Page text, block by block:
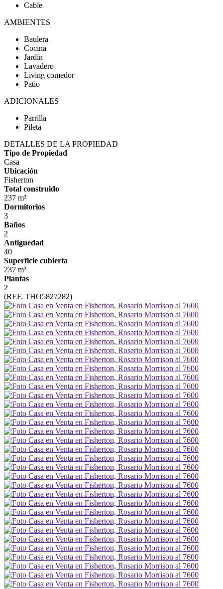
Cable
AMBIENTES
Baulera
Cocina
Jardín
Lavadero
Living comedor
Patio
ADICIONALES
Parrilla
Pileta
DETALLES DE LA PROPIEDAD
Tipo de Propiedad
Casa
Ubicación
Fisherton
Total construido
237 m²
Dormitorios
3
Baños
2
Antiguedad
40
Superficie cubierta
237 m²
Plantas
2
(REF. THO5827282)